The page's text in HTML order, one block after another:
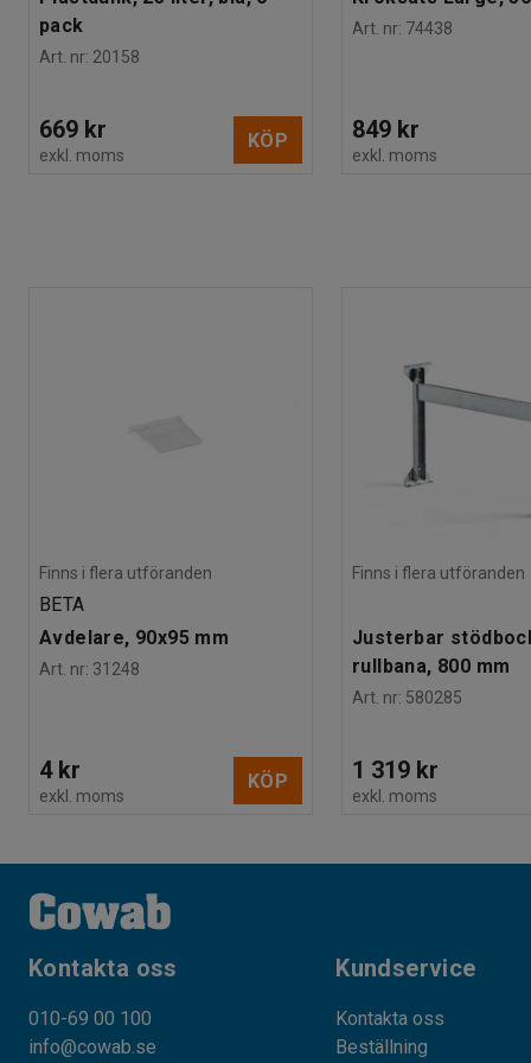
pack
Art. nr: 20158
669 kr
exkl. moms
KÖP
Art. nr: 74438
849 kr
exkl. moms
Finns i flera utföranden
BETA
Avdelare, 90x95 mm
Art. nr: 31248
4 kr
exkl. moms
KÖP
Finns i flera utföranden
Justerbar
rullbana, 800 mm
Art. nr: 580285
1 319 kr
exkl. moms
Kontakta oss
010-69 00 100
info@cowab.se
Kundservice
Kontakta oss
Beställning